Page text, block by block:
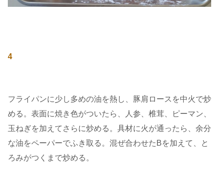
4
フライパンに少し多めの油を熱し、豚肩ロースを中火で炒
める。表面に焼き色がついたら、人参、椎茸、ピーマン、
玉ねぎを加えてさらに炒める。具材に火が通ったら、余分
な油をペーパーでふき取る。混ぜ合わせたBを加えて、と
ろみがつくまで炒める。